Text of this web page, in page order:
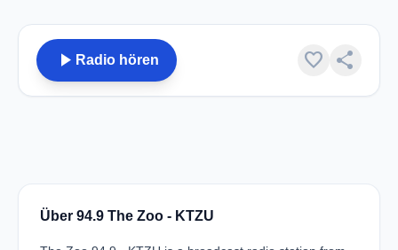
play_arrow Radio hören favorite share
Über 94.9 The Zoo - KTZU